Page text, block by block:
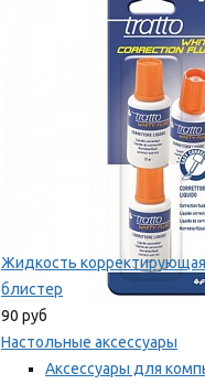
Мы рекомендуем
Жидкость
блистер
90 руб
Настольные аксессуары
Аксессуары для